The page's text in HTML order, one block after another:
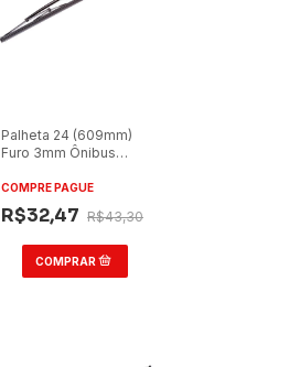
Palheta 24 (609mm)
Furo 3mm Ônibus
COMPRE PAGUE
R$32,47 R$43,30